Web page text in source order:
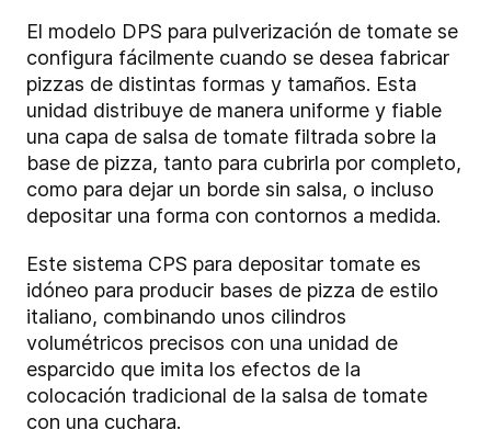
El modelo DPS para pulverización de tomate se
configura fácilmente cuando se desea fabricar
pizzas de distintas formas y tamaños. Esta
unidad distribuye de manera uniforme y fiable
una capa de salsa de tomate filtrada sobre la
base de pizza, tanto para cubrirla por completo,
como para dejar un borde sin salsa, o incluso
depositar una forma con contornos a medida.
Este sistema CPS para depositar tomate es
idóneo para producir bases de pizza de estilo
italiano, combinando unos cilindros
volumétricos precisos con una unidad de
esparcido que imita los efectos de la
colocación tradicional de la salsa de tomate
con una cuchara.